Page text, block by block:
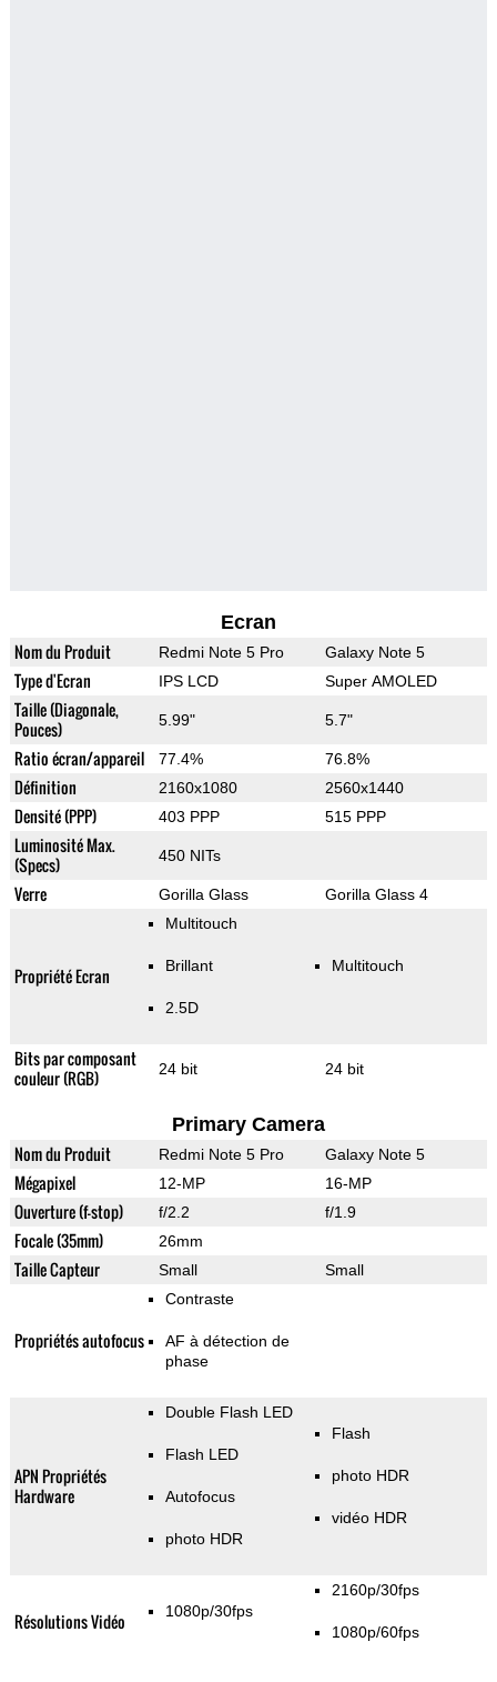
Ecran
Nom du Produit Redmi Note 5 Pro Galaxy Note 5
Type d'Ecran IPS LCD Super AMOLED
Taille (Diagonale,
Pouces)
5.99" 5.7"
Ratio écran/appareil 77.4% 76.8%
Définition 2160x1080 2560x1440
Densité (PPP) 403 PPP 515 PPP
Luminosité Max.
(Specs)
450 NITs
Verre Gorilla Glass Gorilla Glass 4
Propriété Ecran
Multitouch
Brillant
2.5D
Multitouch
Bits par composant
couleur (RGB)
24 bit 24 bit
Primary Camera
Nom du Produit Redmi Note 5 Pro Galaxy Note 5
Mégapixel 12-MP 16-MP
Ouverture (f-stop) f/2.2 f/1.9
Focale (35mm) 26mm
Taille Capteur Small Small
Propriétés autofocus
Contraste
AF à détection de
phase
APN Propriétés
Hardware
Double Flash LED
Flash LED
Autofocus
photo HDR
Flash
photo HDR
vidéo HDR
Résolutions Vidéo 1080p/30fps
2160p/30fps
1080p/60fps